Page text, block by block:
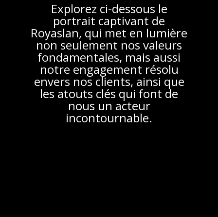
Explorez ci-dessous le
portrait captivant de
Royaslan, qui met en lumière
non seulement nos valeurs
fondamentales, mais aussi
notre engagement résolu
envers nos clients, ainsi que
les atouts clés qui font de
nous un acteur
incontournable.